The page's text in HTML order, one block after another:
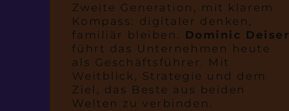
Zweite Generation, mit klarem
Kompass: digitaler denken,
familiär bleiben. Dominic Deiser
führt das Unternehmen heute
als Geschäftsführer. Mit
Weitblick, Strategie und dem
Ziel, das Beste aus beiden
Welten zu verbinden.